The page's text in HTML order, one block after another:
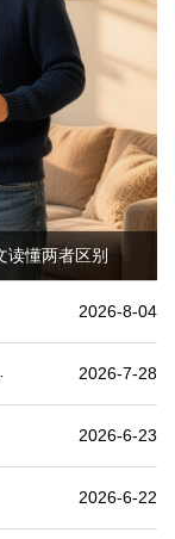
读懂两者区别
2026-8-04
2026-7-28
2026-6-23
2026-6-22